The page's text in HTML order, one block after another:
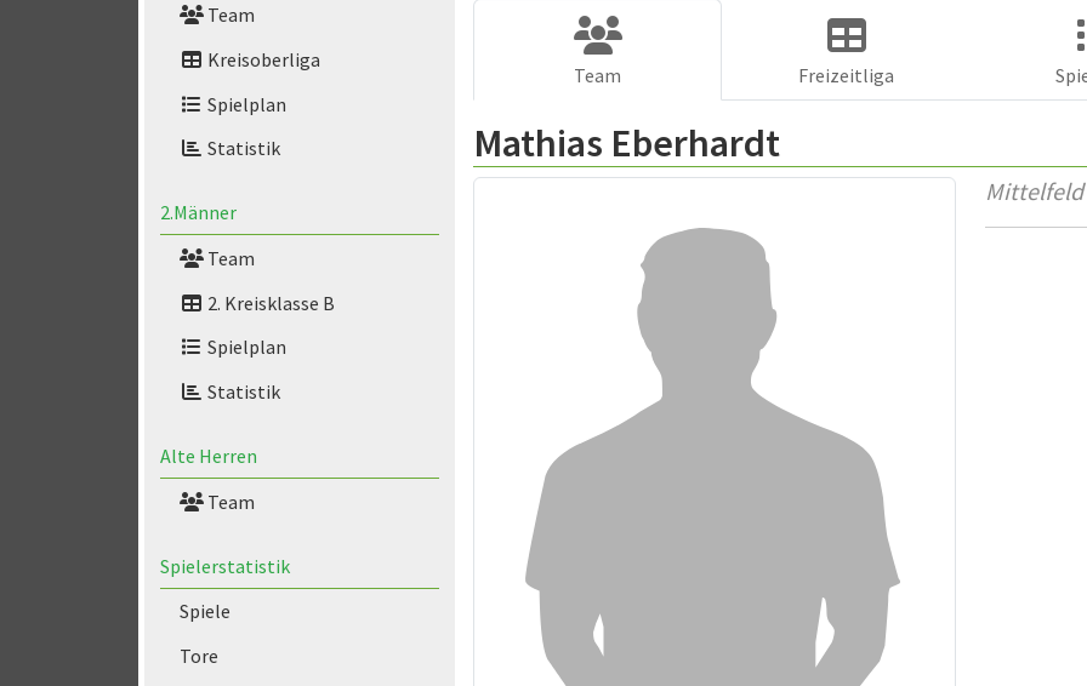
Team
Kreisoberliga
Spielplan
Statistik
2.Männer
Team
2. Kreisklasse B
Spielplan
Statistik
Alte Herren
Team
Spielerstatistik
Spiele
Tore
Team Freizeitliga
Mathias Eberhardt
Mittelfeld